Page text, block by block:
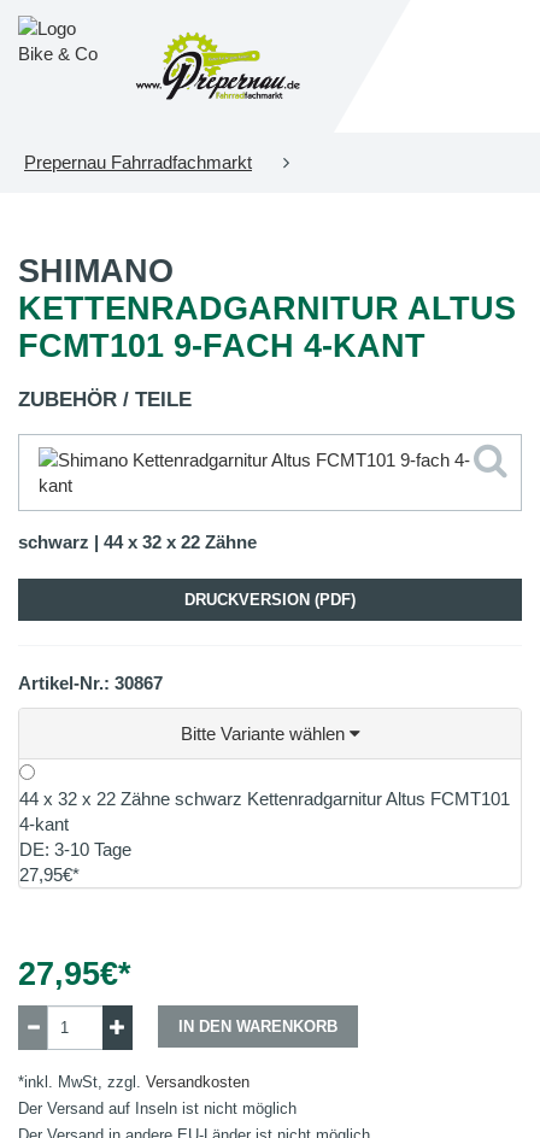
Prepernau Fahrradfachmarkt
SHIMANO
KETTENRADGARNITUR ALTUS
FCMT101 9-FACH 4-KANT
ZUBEHÖR / TEILE
schwarz | 44 x 32 x 22 Zähne
DRUCKVERSION (PDF)
Artikel-Nr.: 30867
Bitte Variante wählen
44 x 32 x 22 Zähne schwarz Kettenradgarnitur Altus FCMT101
4-kant
DE: 3-10 Tage
27,95€*
27,95€*
IN DEN WARENKORB
*inkl. MwSt, zzgl. Versandkosten
Der Versand auf Inseln ist nicht möglich